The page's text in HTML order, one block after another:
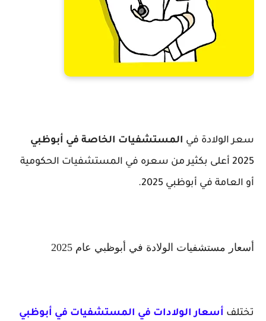
سعر الولادة في المستشفيات الخاصة في أبوظبي
2025 أعلى بكثير من سعره في المستشفيات الحكومية
أو العامة في أبوظبي 2025.
أسعار مستشفيات الولادة في أبوظبي عام 2025
تختلف أسعار الولادات في المستشفيات في أبوظبي